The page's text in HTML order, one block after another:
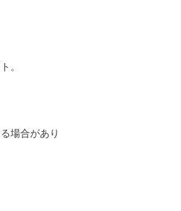
。
場合があり